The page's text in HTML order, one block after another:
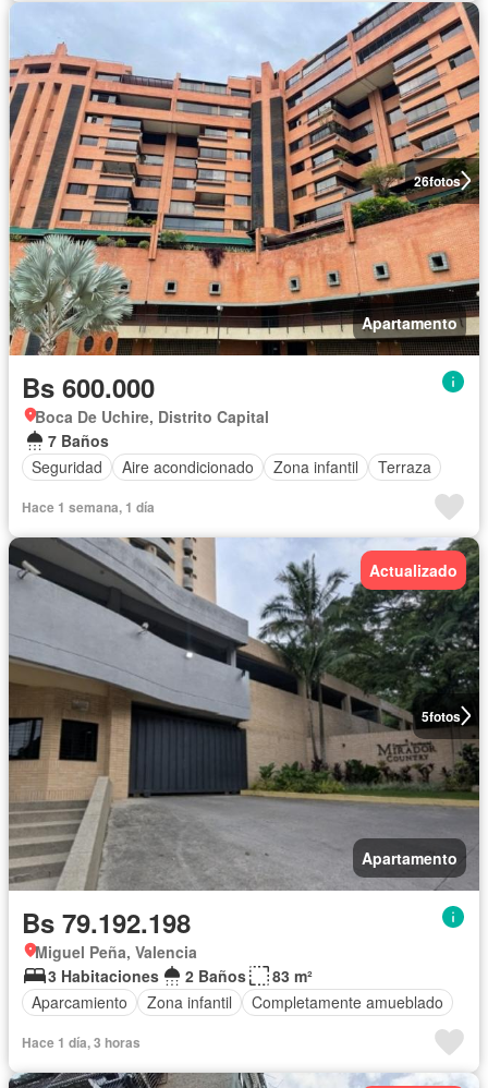
26fotos
Apartamento
Bs 600.000
Boca De Uchire, Distrito Capital
7 Baños
Seguridad
Aire acondicionado Zona infantil Terraza
Hace 1 semana, 1 día
5fotos
Actualizado
Apartamento
Bs 79.192.198
Miguel Peña, Valencia
3 Habitaciones
2 Baños
83 m²
Aparcamiento
Zona infantil Completamente amueblado
Hace 1 día, 3 horas